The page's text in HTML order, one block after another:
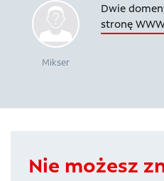
Mikser
Dwie
stronę
Nie możesz